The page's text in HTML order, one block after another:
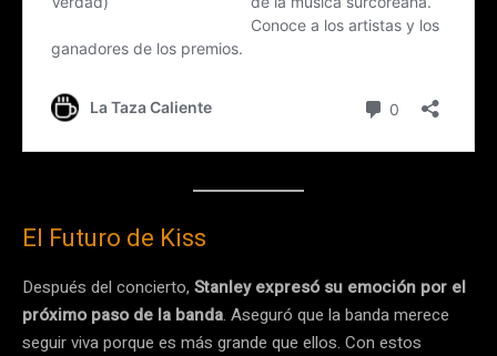
El Futuro de Kiss
Después del concierto, Stanley expresó su emoción por el
próximo paso de la banda. Aseguró que la banda merece
seguir viva porque es más grande que ellos. Con estos